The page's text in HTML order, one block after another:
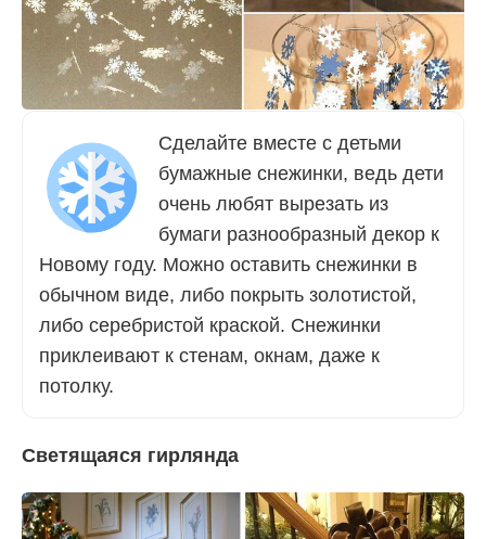
Сделайте вместе с детьми
бумажные снежинки, ведь дети
очень любят вырезать из
бумаги разнообразный декор к
Новому году. Можно оставить снежинки в
обычном виде, либо покрыть золотистой,
либо серебристой краской. Снежинки
приклеивают к стенам, окнам, даже к
потолку.
Светящаяся гирлянда